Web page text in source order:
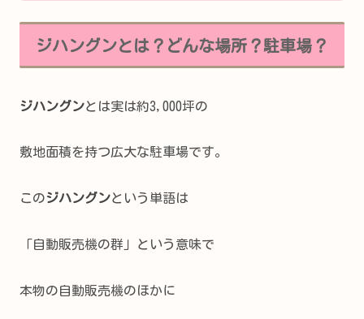
ジハングンとは？どんな場所？駐車場？
ジハングンとは実は約3,000坪の
敷地面積を持つ広大な駐車場です。
このジハングンという単語は
「自動販売機の群」という意味で
本物の自動販売機のほかに